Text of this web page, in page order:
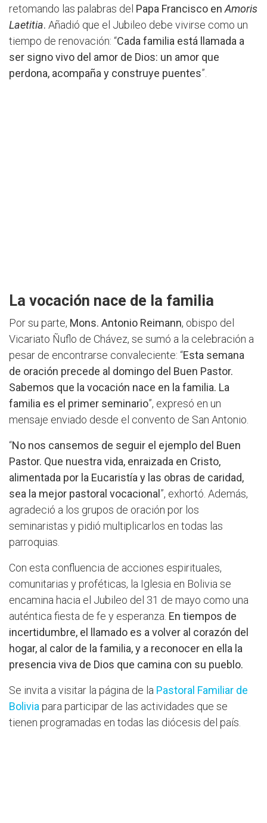
retomando las palabras del Papa Francisco en Amoris
Laetitia. Añadió que el Jubileo debe vivirse como un
tiempo de renovación: “Cada familia está llamada a
ser signo vivo del amor de Dios: un amor que
perdona, acompaña y construye puentes”.
La vocación nace de la familia
Por su parte, Mons. Antonio Reimann, obispo del
Vicariato Ñuflo de Chávez, se sumó a la celebración a
pesar de encontrarse convaleciente: “Esta semana
de oración precede al domingo del Buen Pastor.
Sabemos que la vocación nace en la familia. La
familia es el primer seminario”, expresó en un
mensaje enviado desde el convento de San Antonio.
“No nos cansemos de seguir el ejemplo del Buen
Pastor. Que nuestra vida, enraizada en Cristo,
alimentada por la Eucaristía y las obras de caridad,
sea la mejor pastoral vocacional ”, exhortó. Además,
agradeció a los grupos de oración por los
seminaristas y pidió multiplicarlos en todas las
parroquias.
Con esta confluencia de acciones espirituales,
comunitarias y proféticas, la Iglesia en Bolivia se
encamina hacia el Jubileo del 31 de mayo como una
auténtica fiesta de fe y esperanza. En tiempos de
incertidumbre, el llamado es a volver al corazón del
hogar, al calor de la familia, y a reconocer en ella la
presencia viva de Dios que camina con su pueblo.
Se invita a visitar la página de la Pastoral Familiar de
Bolivia para participar de las actividades que se
tienen programadas en todas las diócesis del país.